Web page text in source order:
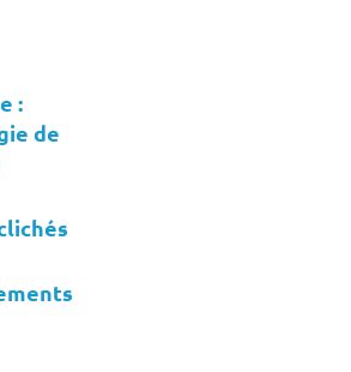
:
de